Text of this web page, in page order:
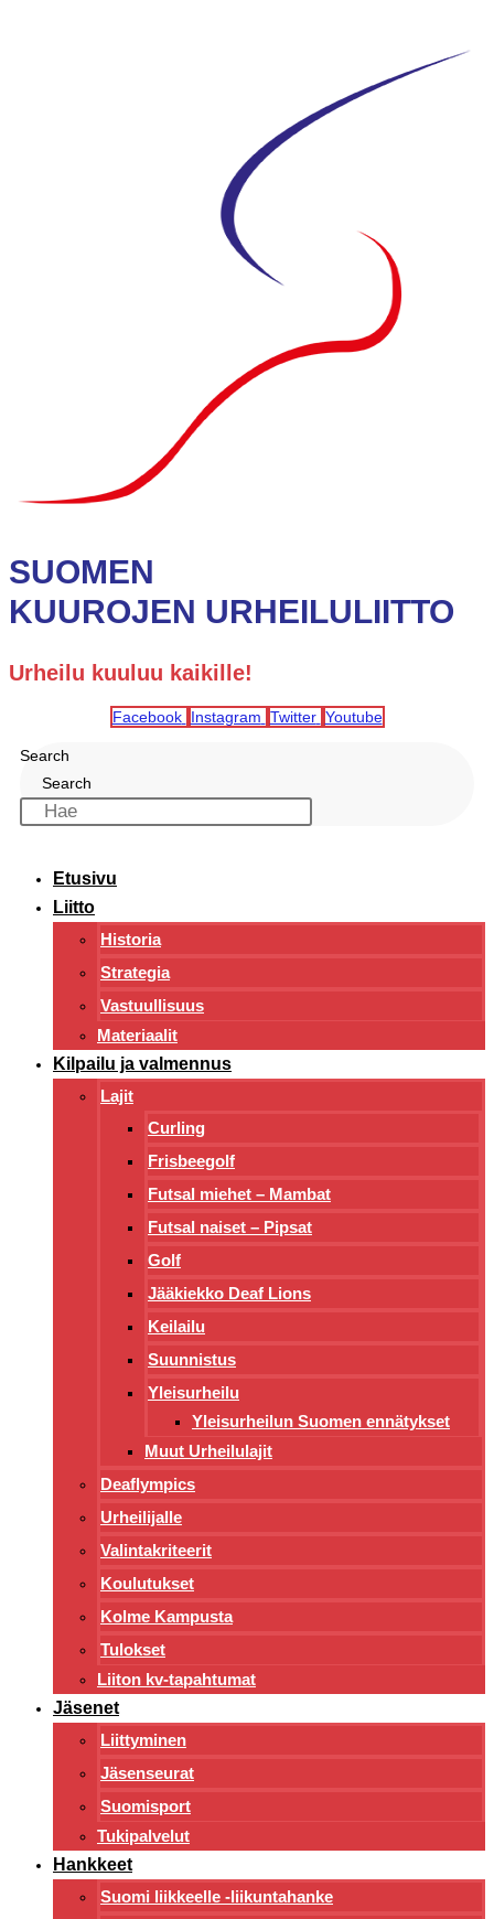
SUOMEN
KUUROJEN URHEILULIITTO
Urheilu kuuluu kaikille!
Facebook Instagram Twitter Youtube
Search
Search
Etusivu
Liitto
Historia
Strategia
Vastuullisuus
Materiaalit
Kilpailu ja valmennus
Lajit
Curling
Frisbeegolf
Futsal miehet – Mambat
Futsal naiset – Pipsat
Golf
Jääkiekko Deaf Lions
Keilailu
Suunnistus
Yleisurheilu
Yleisurheilun Suomen ennätykset
Muut Urheilulajit
Deaflympics
Urheilijalle
Valintakriteerit
Koulutukset
Kolme Kampusta
Tulokset
Liiton kv-tapahtumat
Jäsenet
Liittyminen
Jäsenseurat
Suomisport
Tukipalvelut
Hankkeet
Suomi liikkeelle -liikuntahanke